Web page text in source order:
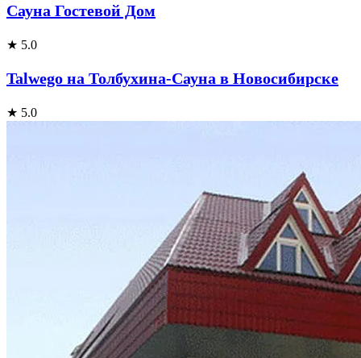
Сауна Гостевой Дом
★ 5.0
Talwego на Толбухина-Сауна в Новосибирске
★ 5.0